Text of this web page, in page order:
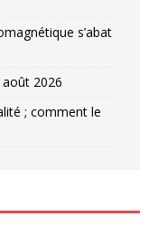
s’abat
2026
; comment le